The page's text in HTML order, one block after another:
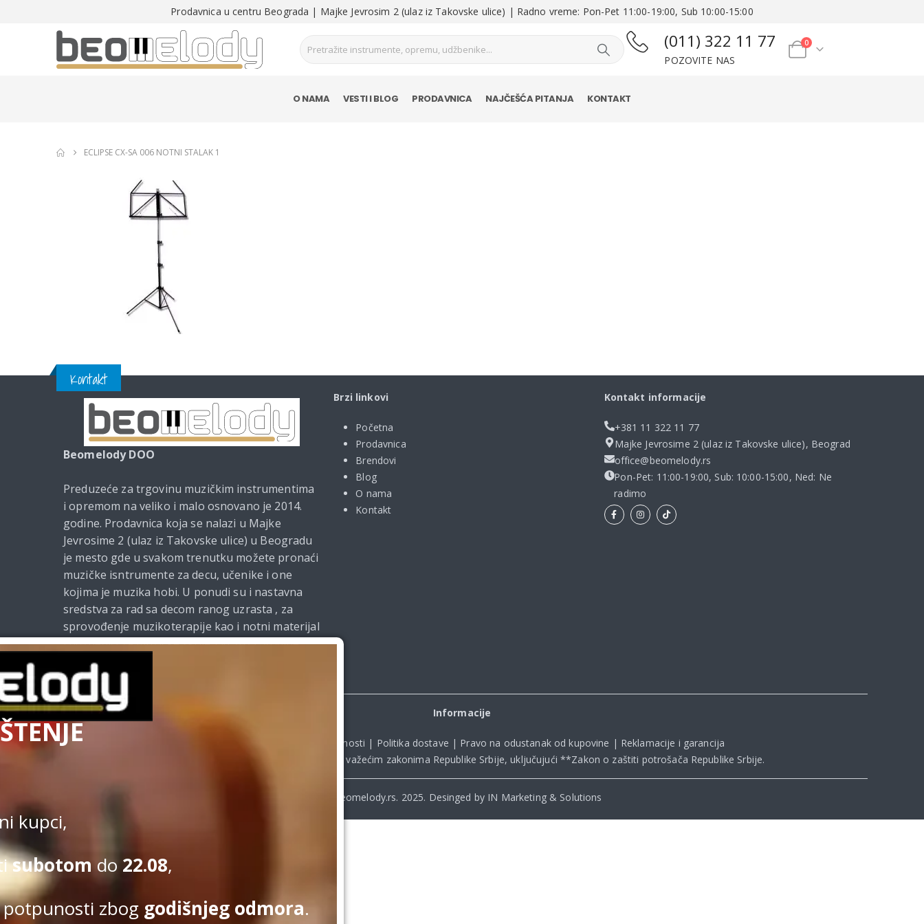
Prodavnica u centru Beograda | Majke Jevrosim 2 (ulaz iz Takovske ulice) | Radno vreme: Pon-Pet 11:00-19:00, Sub 10:00-15:00
(011) 322 11 77
POZOVITE NAS
0
O NAMA VESTI I BLOG PRODAVNICA NAJČEŠĆA PITANJA KONTAKT
ECLIPSE CX-SA 006 NOTNI STALAK 1
Kontakt
Beomelody DOO
Preduzeće za trgovinu muzičkim instrumentima
i opremom na veliko i malo osnovano je 2014.
godine. Prodavnica koja se nalazi u Majke
Jevrosime 2 (ulaz iz Takovske ulice) u Beogradu
je mesto gde u svakom trenutku možete pronaći
muzičke isntrumente za decu, učenike i one
kojima je muzika hobi. U ponudi su i nastavna
sredstva za rad sa decom ranog uzrasta , za
sprovođenje muzikoterapije kao i notni materijal
i udžbenici za muzičke škole. Od 2021. godine
Beomelody se bavi i izdavačkom delatnošću.
Brzi linkovi
Početna
Prodavnica
Brendovi
Blog
O nama
Kontakt
Kontakt informacije
+381 11 322 11 77
Majke Jevrosime 2 (ulaz iz Takovske ulice), Beograd
office@beomelody.rs
Pon-Pet: 11:00-19:00, Sub: 10:00-15:00, Ned: Ne
radimo
Kupovina na sajtu obavlja se u skladu sa važećim zakonima Republike Srbije, uključujući **Zakon o zaštiti potrošača Republike Srbije.
Informacije
Politika privatnosti | Politika dostave | Pravo na odustanak od kupovine | Reklamacije i garancija
© Beomelody.rs. 2025. Desinged by IN Marketing & Solutions
kupci,
subotomdo 22.08,
zbog godišnjeg odmora.